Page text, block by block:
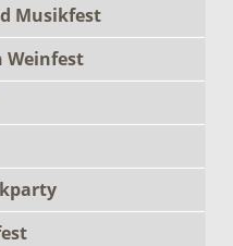
Musikfest
Weinfest